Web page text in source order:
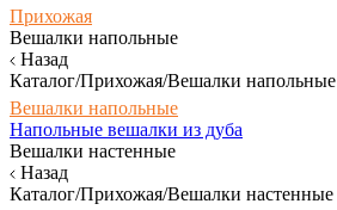
Прихожая
Вешалки напольные
Назад
Каталог/Прихожая/Вешалки напольные
Вешалки напольные
Напольные вешалки из дуба
Вешалки настенные
Назад
Каталог/Прихожая/Вешалки настенные